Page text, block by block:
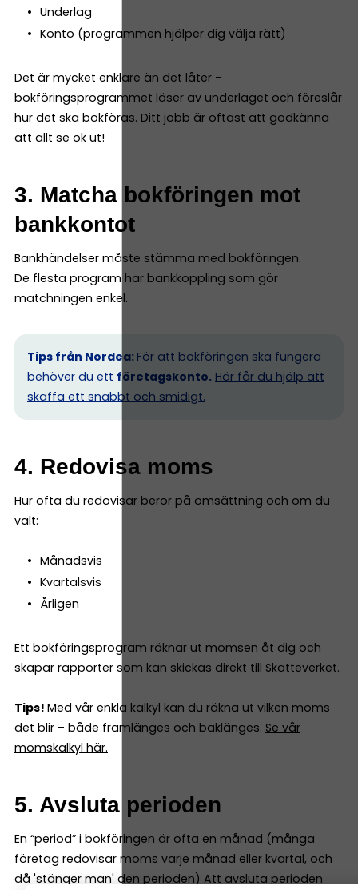
Underlag
Konto (programmen hjälper dig välja rätt)
Det är mycket enklare än det låter –
bokföringsprogrammet läser av underlaget och föreslår
hur det ska bokföras. Ditt jobb är oftast att godkänna
att allt se ok ut!
3. Matcha bokföringen mot
bankkontot
Bankhändelser måste stämma med bokföringen.
De flesta program har bankkoppling som gör
matchningen enkel.
Tips från Nordea: För att bokföringen ska fungera
behöver du ett företagskonto. Här får du hjälp att
skaffa ett snabbt och smidigt.
4. Redovisa moms
Hur ofta du redovisar beror på omsättning och om du
valt:
Månadsvis
Kvartalsvis
Årligen
Ett bokföringsprogram räknar ut momsen åt dig och
skapar rapporter som kan skickas direkt till Skatteverket.
Tips! Med vår enkla kalkyl kan du räkna ut vilken moms
det blir – både framlänges och baklänges. Se vår
momskalkyl här.
5. Avsluta perioden
En “period” i bokföringen är ofta en månad (många
företag redovisar moms varje månad eller kvartal, och
då 'stänger man' den perioden) Att avsluta perioden